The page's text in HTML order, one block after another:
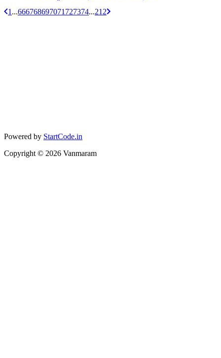
1 ...666768697071 727374...212
Powered by StartCode.in
Copyright © 2026 Vanmaram